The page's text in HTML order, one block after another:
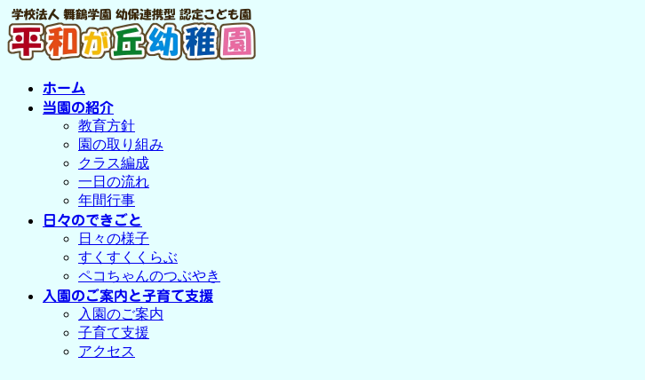
コ
ン
テ
ナ
ビ
ゲ
ホーム
当園の紹介
教育方針
園の取り組み
クラス編成
一日の流れ
年間行事
日々のできごと
日々の様子
すくすくくらぶ
ペコちゃんのつぶやき
入園のご案内と子育て支援
入園のご案内
子育て支援
アクセス